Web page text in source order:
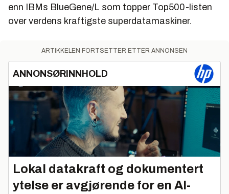
enn IBMs BlueGene/L som topper Top500-listen
over verdens kraftigste superdatamaskiner.
ARTIKKELEN FORTSETTER ETTER ANNONSEN
ANNONSØRINNHOLD
Lokal datakraft og dokumentert
ytelse er avgjørende for en AI-